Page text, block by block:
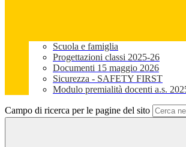
Scuola e famiglia
Progettazioni classi 2025-26
Documenti 15 maggio 2026
Sicurezza - SAFETY FIRST
Modulo premialità docenti a.s.
Campo di ricerca per le pagine del sito